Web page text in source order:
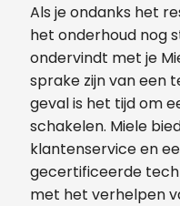
Als je ondanks het
het onderhoud nog
ondervindt met je
sprake zijn van een
geval is het tijd om
schakelen. Miele
klantenservice en
gecertificeerde
met het verhelpen